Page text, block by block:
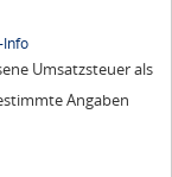
Umsatzsteuer als
Angaben